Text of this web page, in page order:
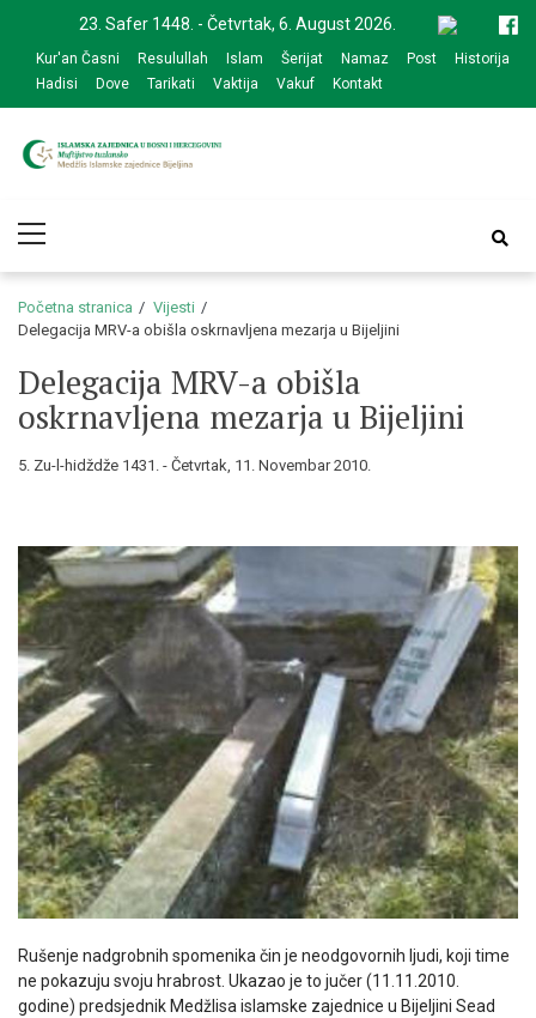
navigation
content
23. Safer 1448. - Četvrtak, 6. August 2026.
Kur'an Časni Resulullah Islam Šerijat Namaz Post
Historija
Hadisi
Dove Tarikati Vaktija Vakuf Kontakt
zajednice Bijeljina
Menu
Početna stranica
Vijesti
Delegacija MRV-a obišla oskrnavljena mezarja u Bijeljini
Delegacija MRV-a obišla
oskrnavljena mezarja u Bijeljini
5. Zu-l-hidždže 1431. - Četvrtak, 11. Novembar 2010.
Rušenje nadgrobnih spomenika čin je neodgovornih ljudi, koji time
ne pokazuju svoju hrabrost. Ukazao je to jučer (11.11.2010.
godine) predsjednik Medžlisa islamske zajednice u Bijeljini Sead